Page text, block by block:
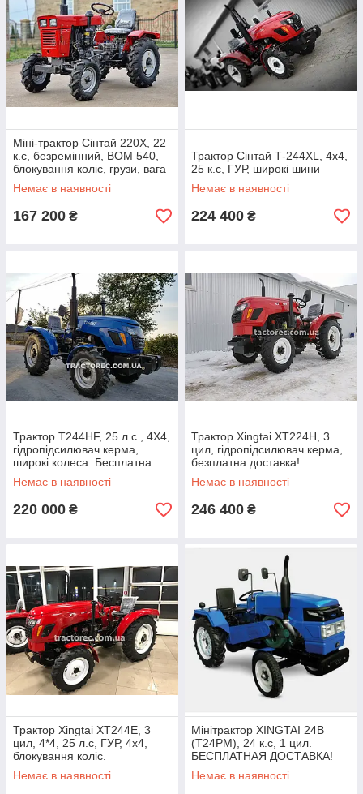
Міні-трактор Сінтай 220Х, 22
к.с, безремінний, ВОМ 540,
блокування коліс, грузи, вага
950 кг, безкоштовна доставка
Немає в наявності
167 200 ₴
Трактор Cінтай Т-244ХL, 4х4,
25 к.с, ГУР, широкі шини
Немає в наявності
224 400 ₴
Трактор T244HF, 25 л.с., 4Х4,
гідропідсилювач керма,
широкі колеса. Бесплатна
доставка. Супер ціна!
Немає в наявності
220 000 ₴
Трактор Xingtai XT224H, 3
цил, гідропідсилювач керма,
безплатна доставка!
Немає в наявності
246 400 ₴
Трактор Xingtai XT244E, 3
цил, 4*4, 25 л.с, ГУР, 4х4,
блокування коліс.
Безкоштовна доставка!
Немає в наявності
Мінітрактор XINGTAI 24B
(T24РМ), 24 к.с, 1 цил.
БЕСПЛАТНАЯ ДОСТАВКА!
Немає в наявності